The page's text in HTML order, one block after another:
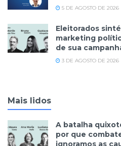
5 DE AGOSTO DE 2026
Eleitorados
marketing
de sua
3 DE AGOSTO DE 2026
Mais lidos
A batalha
por que
ignoramos as